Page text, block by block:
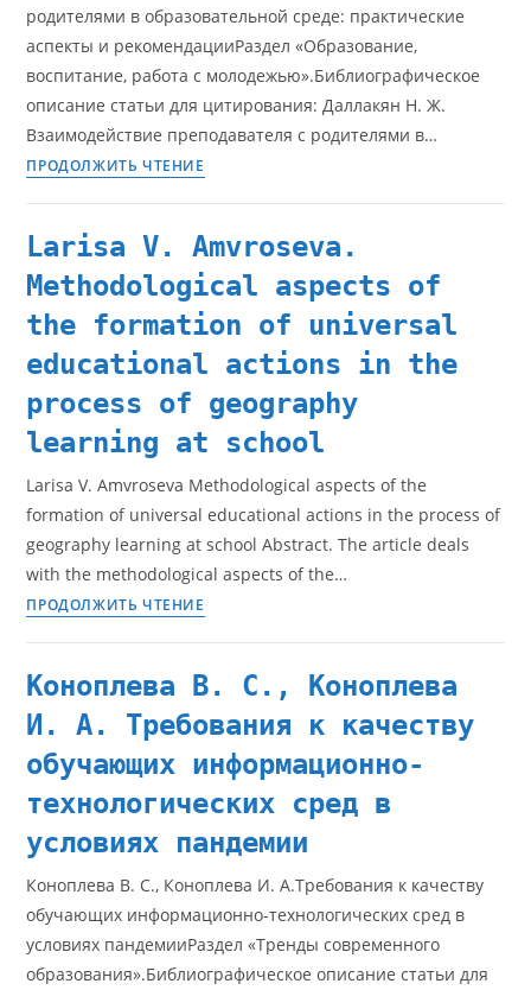
родителями в образовательной среде: практические
аспекты и рекомендацииРаздел «Образование,
воспитание, работа с молодежью».Библиографическое
описание статьи для цитирования: Даллакян Н. Ж.
Взаимодействие преподавателя с родителями в…
ПРОДОЛЖИТЬ ЧТЕНИЕ
Larisa V. Amvroseva.
Methodological aspects of
the formation of universal
educational actions in the
process of geography
learning at school
Larisa V. Amvroseva Methodological aspects of the
formation of universal educational actions in the process of
geography learning at school Abstract. The article deals
with the methodological aspects of the…
ПРОДОЛЖИТЬ ЧТЕНИЕ
Коноплева В. С., Коноплева
И. А. Требования к качеству
обучающих информационно-
технологических сред в
условиях пандемии
Коноплева В. С., Коноплева И. А.Требования к качеству
обучающих информационно-технологических сред в
условиях пандемииРаздел «Тренды современного
образования».Библиографическое описание статьи для